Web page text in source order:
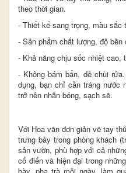
theo thời gian.​
- Thiết kế sang trọng, màu sắc
- Sản phẩm chất lượng, độ
- Khả năng chịu sốc nhiệt cao,
- Không bám bẩn, dễ chùi
dụng, bạn chỉ cần tráng nước
trở nên nhẵn bóng, sạch sẽ.
Với Hoa văn đơn giản vẽ tay
trưng bày trong phòng khách
sân vườn, phù hợp với cả
cổ điển và hiện đại trong
bày, pha trà mỗi ngày, làm